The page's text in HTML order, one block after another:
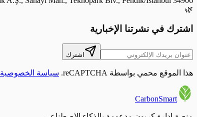
🌿
اشترك في نشرتنا الإخبارية
اشترك
هذا الموقع محمي بواسطة reCAPTCHA. سياسة الخصوصية
CarbonSmart